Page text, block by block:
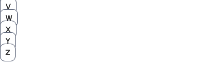
V
W
X
Y
Z